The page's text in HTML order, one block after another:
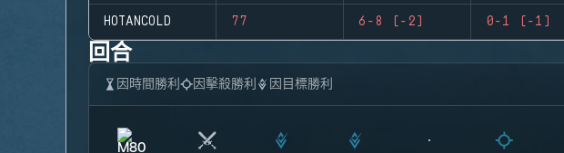
HOTANCOLD 77 6-8 (-2) 0-1 (-1)
回合
因時間勝利 因擊殺勝利 因目標勝利